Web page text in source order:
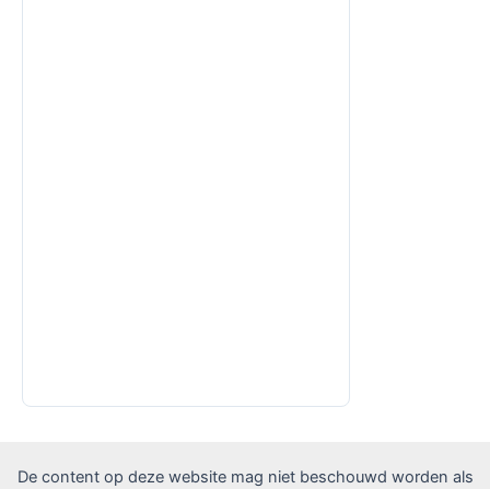
De content op deze website mag niet beschouwd worden als